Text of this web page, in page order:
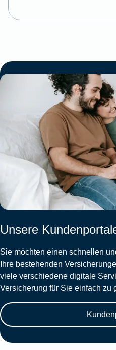
Unsere
Sie möchten einen schnellen
Ihre bestehenden
viele verschiedene digitale
Versicherung für Sie einfach zu